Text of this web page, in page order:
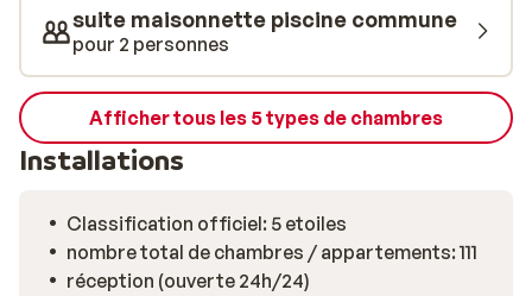
suite maisonnette piscine commune
pour 2 personnes
Afficher tous les 5 types de chambres
Installations
Classification officiel: 5 etoiles
nombre total de chambres / appartements: 111
réception (ouverte 24h/24)